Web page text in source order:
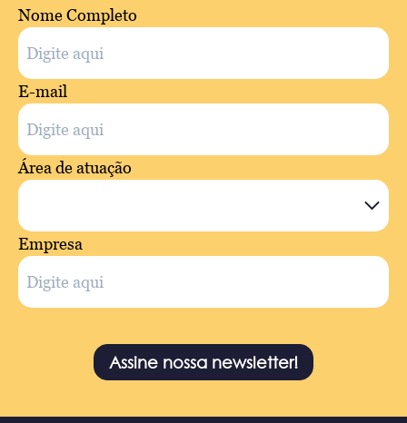
Nome Completo
E-mail
Área de atuação
Empresa
Assine nossa newsletter!